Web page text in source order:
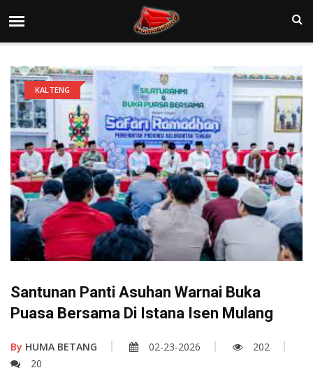
KALTENG
Santunan Panti Asuhan Warnai Buka
Puasa Bersama Di Istana Isen Mulang
By HUMA BETANG 02-23-2026
202
20